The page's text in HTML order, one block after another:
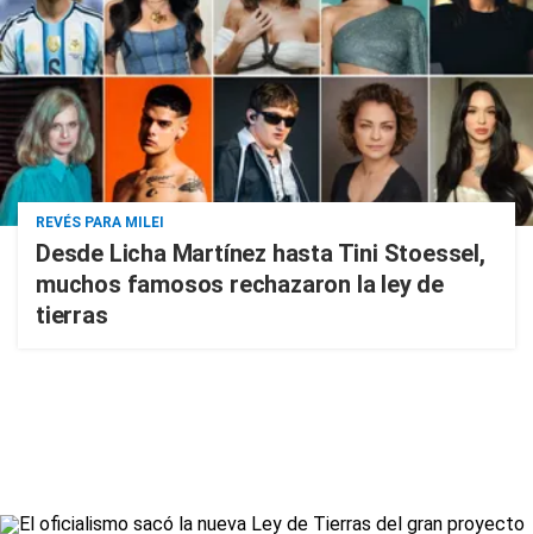
REVÉS PARA MILEI
Desde Licha Martínez hasta Tini Stoessel,
muchos famosos rechazaron la ley de
tierras